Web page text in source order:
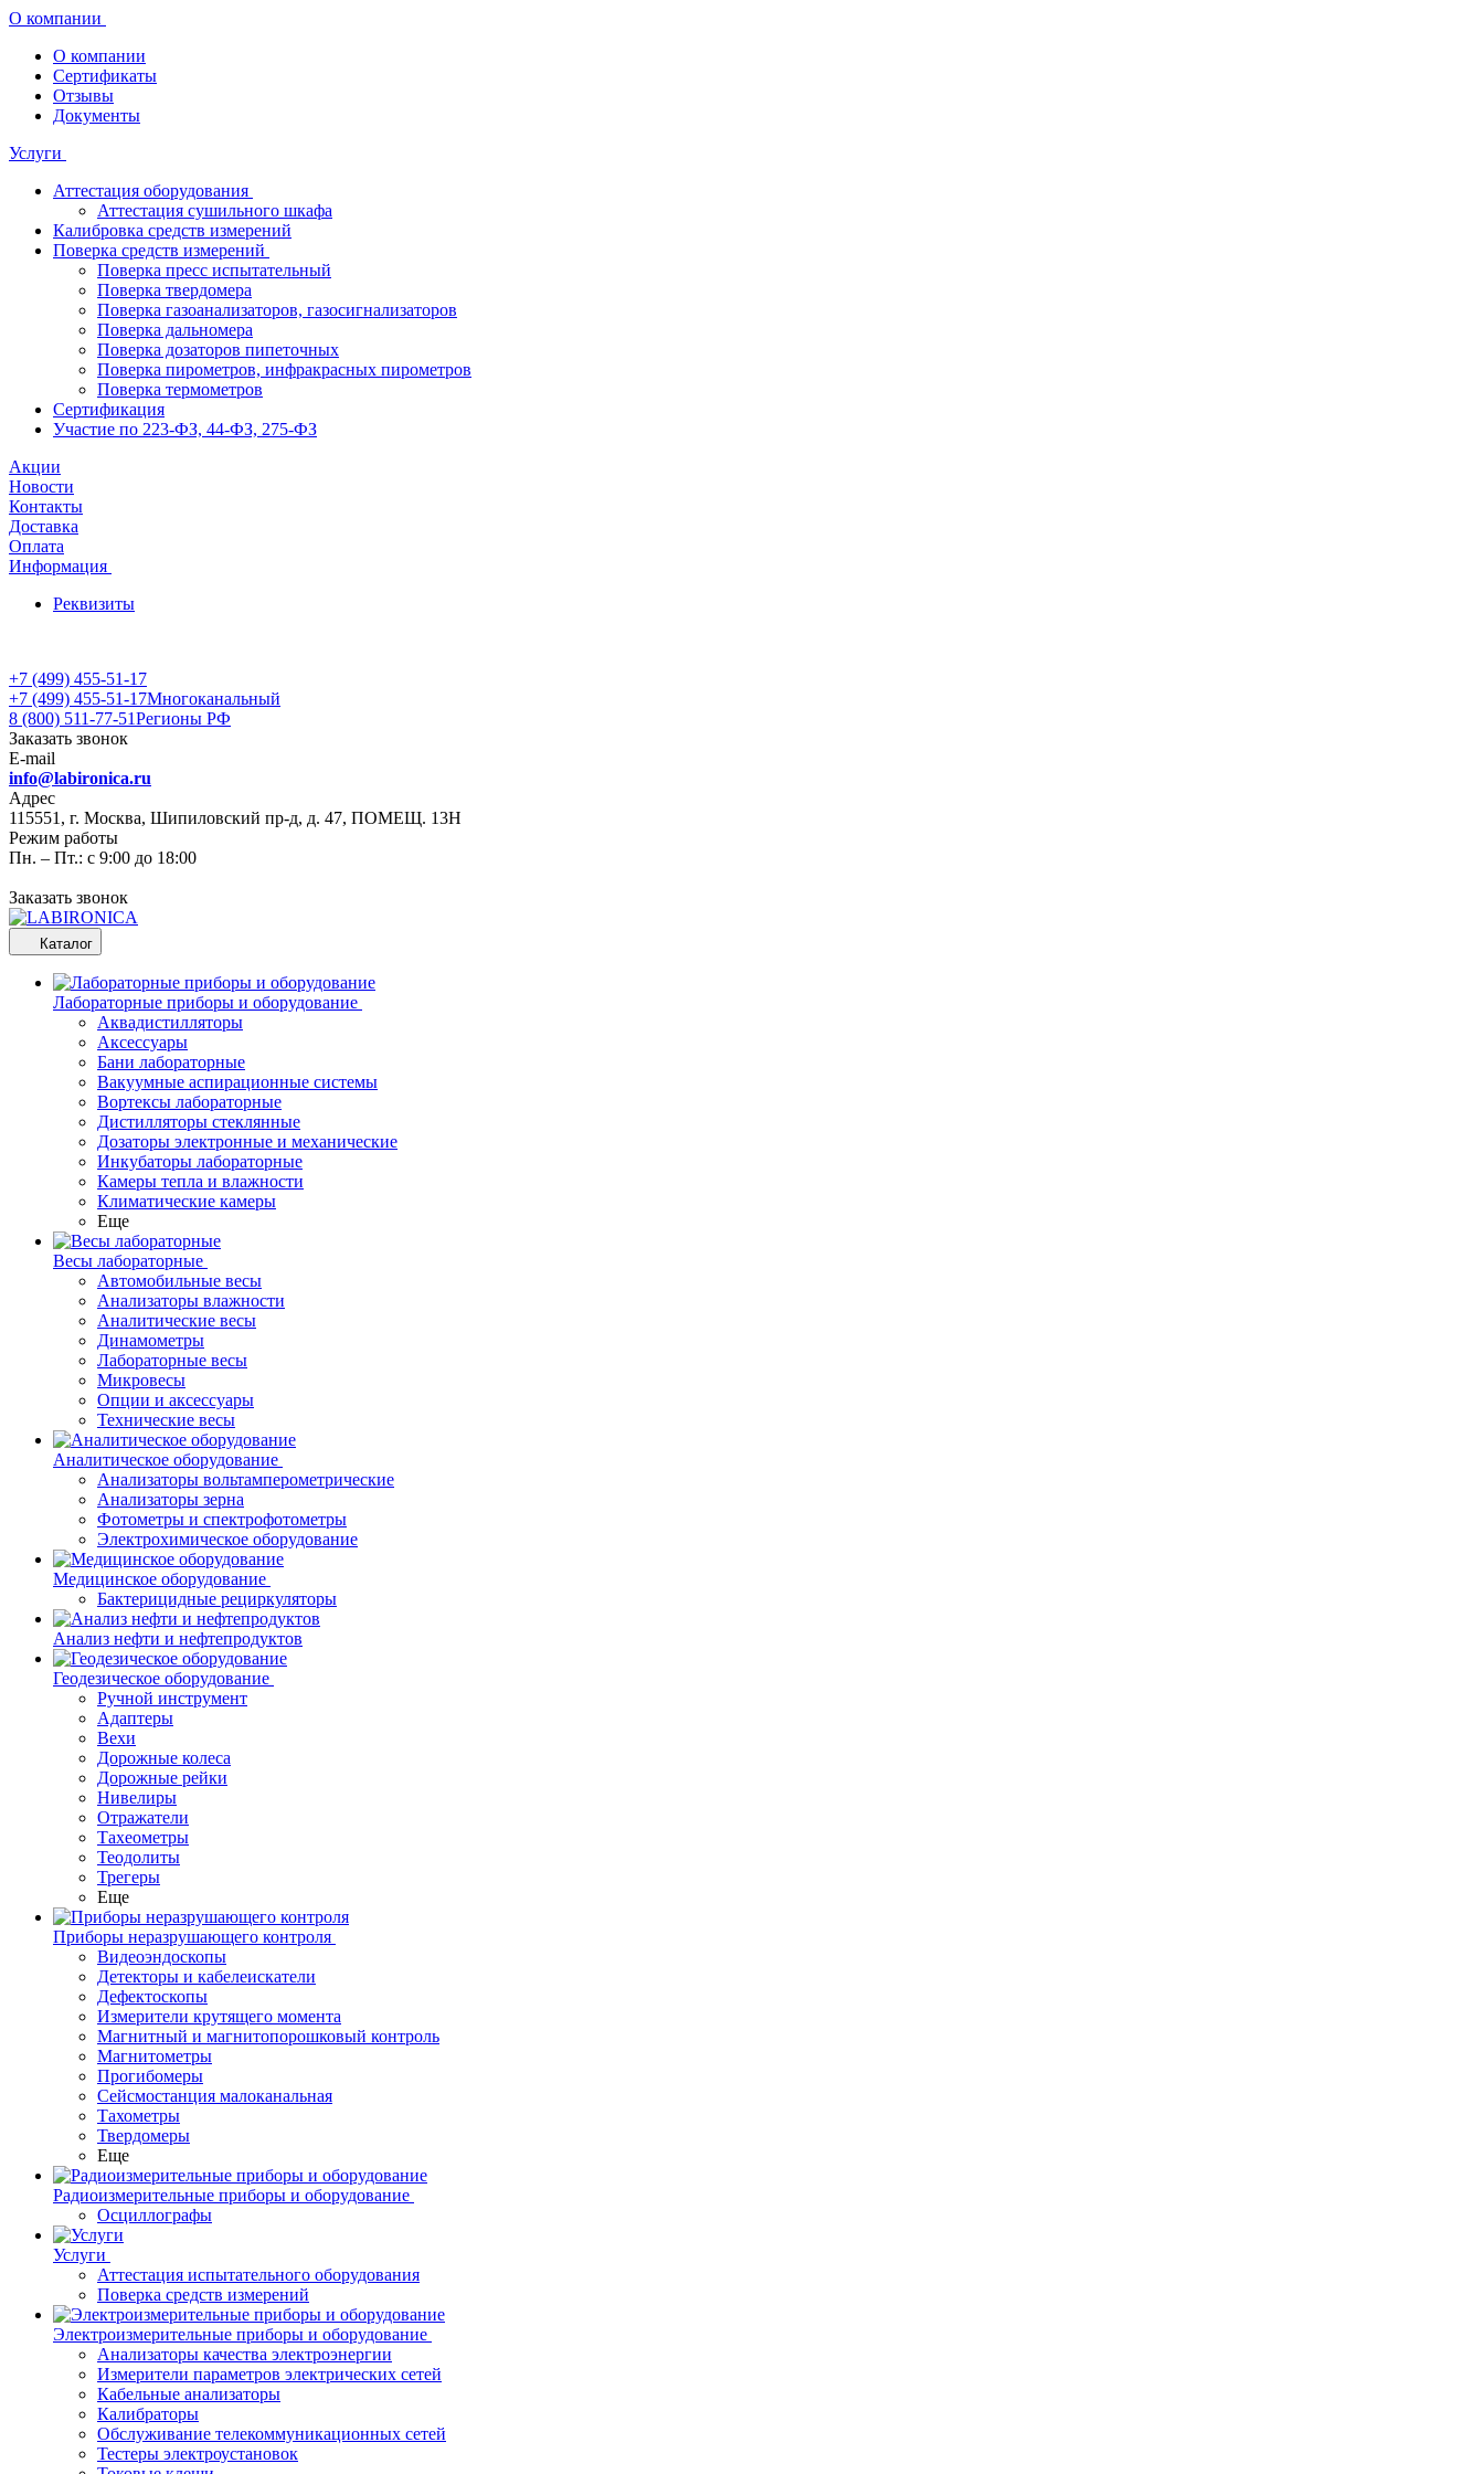
О компании
О компании
Сертификаты
Отзывы
Документы
Услуги
Аттестация оборудования
Аттестация сушильного шкафа
Калибровка средств измерений
Поверка средств измерений
Поверка пресс испытательный
Поверка твердомера
Поверка газоанализаторов, газосигнализаторов
Поверка дальномера
Поверка дозаторов пипеточных
Поверка пирометров, инфракрасных пирометров
Поверка термометров
Сертификация
Участие по 223-ФЗ, 44-ФЗ, 275-ФЗ
Акции
Новости
Контакты
Доставка
Оплата
Информация
Реквизиты
+7 (499) 455-51-17
+7 (499) 455-51-17Многоканальный
8 (800) 511-77-51Регионы РФ
Заказать звонок
E-mail
info@labironica.ru
Адрес
115551, г. Москва, Шипиловский пр-д, д. 47, ПОМЕЩ. 13Н
Режим работы
Пн. – Пт.: с 9:00 до 18:00
Заказать звонок
Каталог
Лабораторные приборы и оборудование
Аквадистилляторы
Аксессуары
Бани лабораторные
Вакуумные аспирационные системы
Вортексы лабораторные
Дистилляторы стеклянные
Дозаторы электронные и механические
Инкубаторы лабораторные
Камеры тепла и влажности
Климатические камеры
Еще
Весы лабораторные
Автомобильные весы
Анализаторы влажности
Аналитические весы
Динамометры
Лабораторные весы
Микровесы
Опции и аксессуары
Технические весы
Аналитическое оборудование
Анализаторы вольтамперометрические
Анализаторы зерна
Фотометры и спектрофотометры
Электрохимическое оборудование
Медицинское оборудование
Бактерицидные рециркуляторы
Анализ нефти и нефтепродуктов
Геодезическое оборудование
Ручной инструмент
Адаптеры
Вехи
Дорожные колеса
Дорожные рейки
Нивелиры
Отражатели
Тахеометры
Теодолиты
Трегеры
Еще
Приборы неразрушающего контроля
Видеоэндоскопы
Детекторы и кабелеискатели
Дефектоскопы
Измерители крутящего момента
Магнитный и магнитопорошковый контроль
Магнитометры
Прогибомеры
Сейсмостанция малоканальная
Тахометры
Твердомеры
Еще
Радиоизмерительные приборы и оборудование
Осциллографы
Услуги
Аттестация испытательного оборудования
Поверка средств измерений
Электроизмерительные приборы и оборудование
Анализаторы качества электроэнергии
Измерители параметров электрических сетей
Кабельные анализаторы
Калибраторы
Обслуживание телекоммуникационных сетей
Тестеры электроустановок